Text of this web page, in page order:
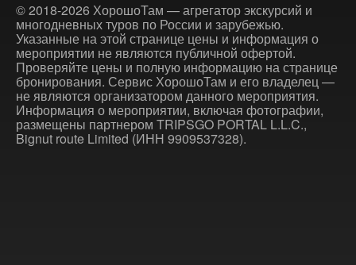
© 2018-2026 ХорошоТам — агрегатор экскурсий и
многодневных туров по России и зарубежью.
Указанные на этой странице цены и информация о
мероприятии не являются публичной офертой.
Проверяйте цены и полную информацию на странице
бронирования. Сервис ХорошоТам и его владелец —
не являются организатором данного мероприятия.
Информация о мероприятии, включая фотографии,
размещены партнером TRIPSGO PORTAL L.L.C.,
Bignut route Limited (ИНН 9909537328).